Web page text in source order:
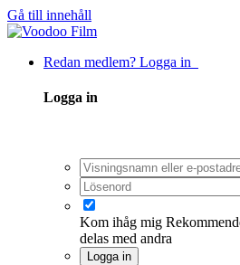
Gå till innehåll
Redan medlem? Logga in
Logga in
Kom ihåg mig
delas med andra
Logga in